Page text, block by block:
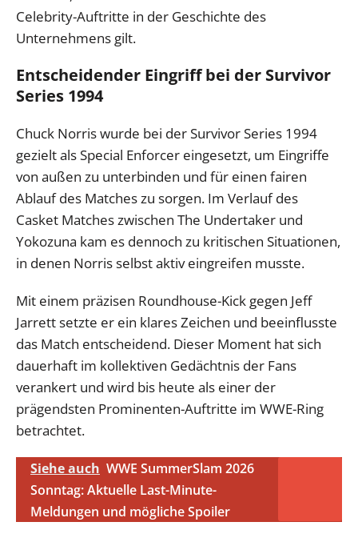
Celebrity-Auftritte in der Geschichte des
Unternehmens gilt.
Entscheidender Eingriff bei der Survivor
Series 1994
Chuck Norris wurde bei der Survivor Series 1994
gezielt als Special Enforcer eingesetzt, um Eingriffe
von außen zu unterbinden und für einen fairen
Ablauf des Matches zu sorgen. Im Verlauf des
Casket Matches zwischen The Undertaker und
Yokozuna kam es dennoch zu kritischen Situationen,
in denen Norris selbst aktiv eingreifen musste.
Mit einem präzisen Roundhouse-Kick gegen Jeff
Jarrett setzte er ein klares Zeichen und beeinflusste
das Match entscheidend. Dieser Moment hat sich
dauerhaft im kollektiven Gedächtnis der Fans
verankert und wird bis heute als einer der
prägendsten Prominenten-Auftritte im WWE-Ring
betrachtet.
Siehe auch WWE SummerSlam 2026
Sonntag: Aktuelle Last-Minute-
Meldungen und mögliche Spoiler